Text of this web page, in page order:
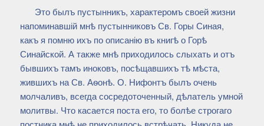
Это былъ пустынникъ, характеромъ своей жизни
напоминавшій мнѣ пустынниковъ Св. Горы Синая,
какъ я помню ихъ по описанію въ книгѣ о Горѣ
Синайской. А также мнѣ приходилось слыхать и отъ
бывшихъ тамъ иноковъ, посѣщавшихъ тѣ мѣста,
жившихъ на Св. Аѳонѣ. О. Нифонтъ былъ очень
молчаливъ, всегда сосредоточенный, дѣлатель умной
молитвы. Что касается поста его, то болѣе строгаго